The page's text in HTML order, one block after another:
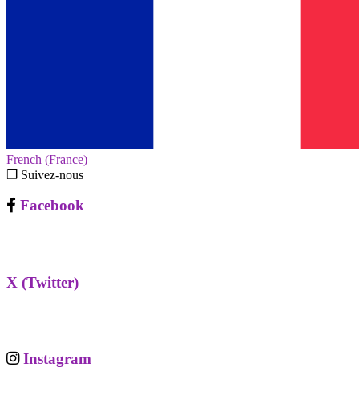
French (France)‎
❐ Suivez-nous
Facebook
X (Twitter)
Instagram